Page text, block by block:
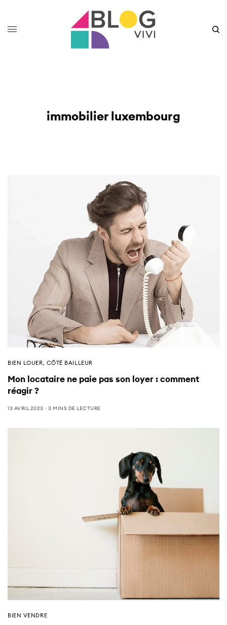
immobilier luxembourg
BIEN LOUER, CÔTÉ BAILLEUR
Mon locataire ne paie pas son loyer : comment
réagir ?
13 AVRIL 2023 3 MINS DE LECTURE
BIEN VENDRE